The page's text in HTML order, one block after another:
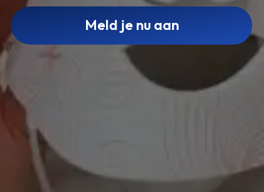
Meld je nu aan